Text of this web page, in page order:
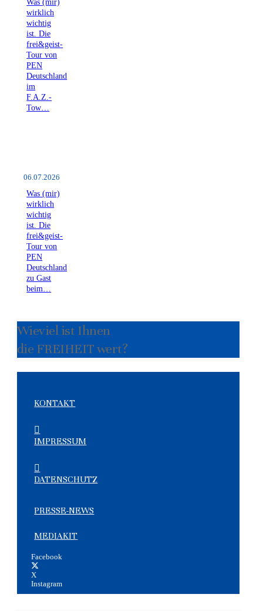
Was (mir)
wirklich
wichtig
ist. Die
frei&geist-
Tour von
PEN
Deutschland
im
F.A.Z.-
Tow…
06.07.2026
Was (mir)
wirklich
wichtig
ist. Die
frei&geist-
Tour von
PEN
Deutschland
zu Gast
beim…
Wieviel ist Ihnen
die FREIHEIT wert?
KONTAKT
IMPRESSUM
DATENSCHUTZ
PRESSE-NEWS
MEDIAKIT
Facebook
X
Instagram